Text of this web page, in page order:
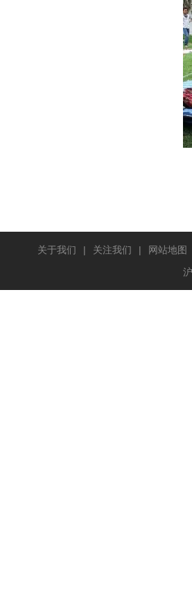
关于我们 | 关注我们 |
网站地图